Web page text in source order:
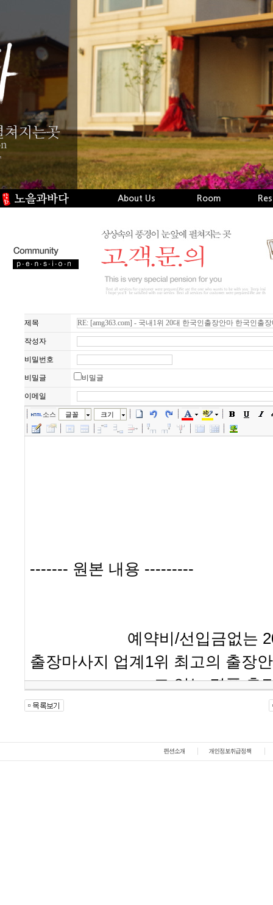
About Us
Naverblog
Facebook
Room
객실보기
제목
작성자
비밀번호
비밀글 비밀글
이메일
소스 글꼴 크기